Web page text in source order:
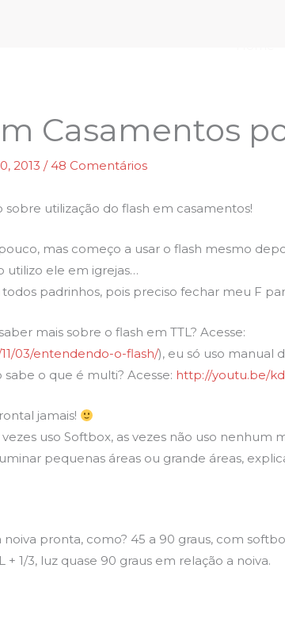
Casamentos
2013/ 48 Comentários
utilização do flash em casamentos!
mas começo a usar o flash mesmo
utilizo ele em igrejas…
padrinhos, pois preciso fechar meu F
mais sobre o flash em TTL? Acesse:
03/entendendo-o-flash/), eu só uso manual
o que é multi? Acesse: http://youtu.be/
jamais!
uso Softbox, as vezes não uso nenhum
pequenas áreas ou grande áreas,
noiva pronta, como? 45 a 90 graus, com
1/3, luz quase 90 graus em relação a noiva.